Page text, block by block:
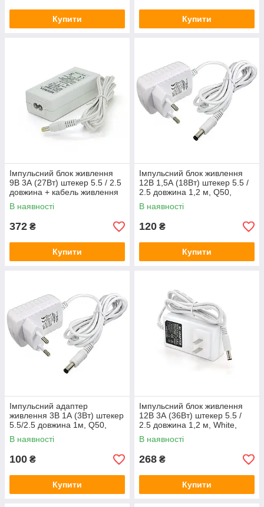
Купити Купити
Імпульсний блок живлення
9В 3А (27Вт) штекер 5.5 / 2.5
довжина + кабель живлення
1,2 м, Q50, White
В наявності
372 ₴
Купити
Імпульсний блок живлення
12В 1,5А (18Вт) штекер 5.5 /
2.5 довжина 1,2 м, Q50,
White
В наявності
120 ₴
Купити
Імпульсний адаптер
живлення 3В 1А (3Вт) штекер
5.5/2.5 довжина 1м, Q50,
White
В наявності
100 ₴
Купити
Імпульсний блок живлення
12В 3А (36Вт) штекер 5.5 /
2.5 довжина 1,2 м, White,
Q50, OEM
В наявності
268 ₴
Купити